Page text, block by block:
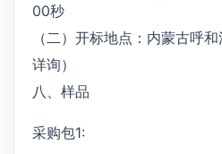
00秒
（二）开标地点：内蒙古呼
详询）
八、样品
采购包1: